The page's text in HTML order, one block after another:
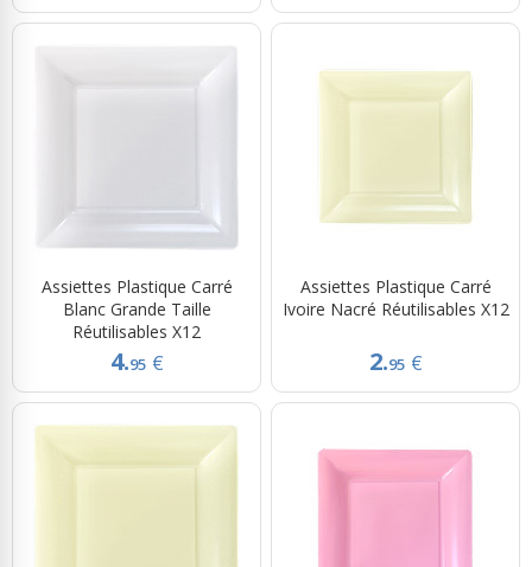
Assiettes Plastique Carré
Blanc Grande Taille
Réutilisables X12
4.95 €
Assiettes Plastique Carré
Ivoire Nacré Réutilisables X12
2.95 €